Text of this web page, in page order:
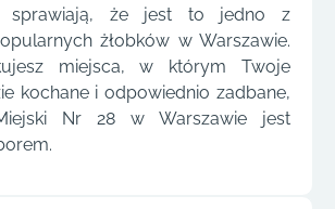
sprawiają, że jest to jedno z
żłobków w Warszawie.
miejsca, w którym Twoje
kochane i odpowiednio zadbane,
Nr 28 w Warszawie jest